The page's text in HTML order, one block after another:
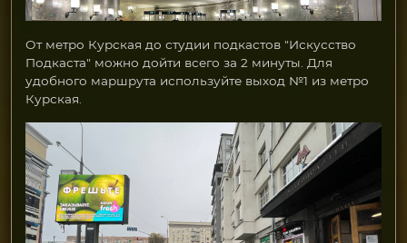
От метро Курская до студии подкастов "Искусство
Подкаста" можно дойти всего за 2 минуты. Для
удобного маршрута используйте выход №1 из метро
Курская.